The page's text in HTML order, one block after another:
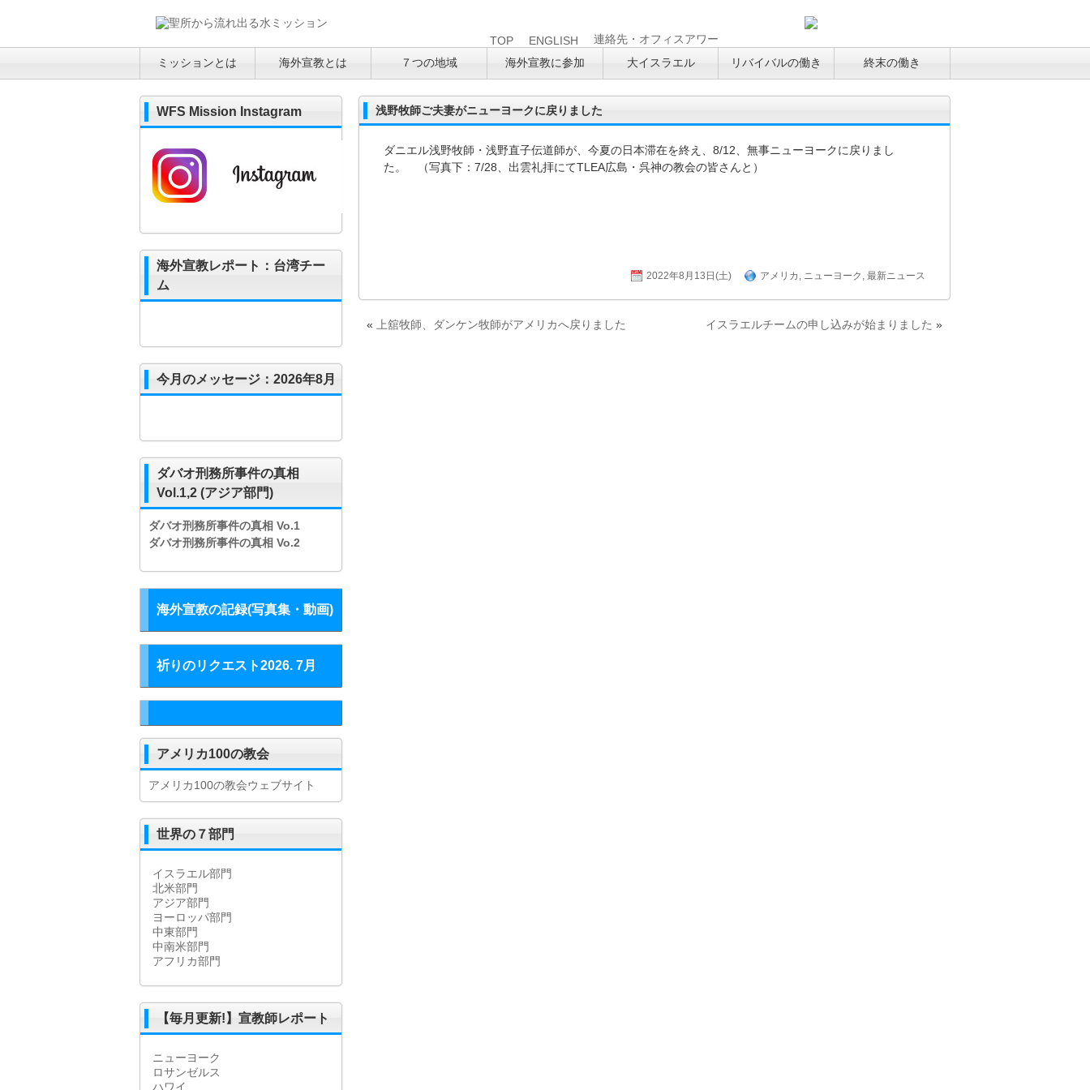
TOP ENGLISH
連絡先・オフィスアワー
ミッションとは
海外宣教とは ７つの地域 海外宣教に参加 大イスラエル リバイバルの働き 終末の働き
浅野牧師ご夫妻がニューヨークに戻りました
ダニエル浅野牧師・浅野直子伝道師が、今夏の日本滞在を終え、8/12、無事ニューヨークに戻りまし
た。 （写真下：7/28、出雲礼拝にてTLEA広島・呉神の教会の皆さんと）
2022年8月13日(土) アメリカ , ニューヨーク , 最新ニュース
« 上舘牧師、ダンケン牧師がアメリカへ戻りました イスラエルチームの申し込みが始まりました »
WFS Mission Instagram
海外宣教レポート：台湾チー
ム
今月のメッセージ：2026年8月
ダバオ刑務所事件の真相
Vol.1,2 (アジア部門)
ダバオ刑務所事件の真相 Vo.1
ダバオ刑務所事件の真相 Vo.2
海外宣教の記録(写真集・動画)
祈りのリクエスト2026. 7月
アメリカ100の教会
アメリカ100の教会ウェブサイト
世界の７部門
イスラエル部門
北米部門
アジア部門
ヨーロッパ部門
中東部門
中南米部門
アフリカ部門
【毎月更新!】宣教師レポート
ニューヨーク
ロサンゼルス
ハワイ